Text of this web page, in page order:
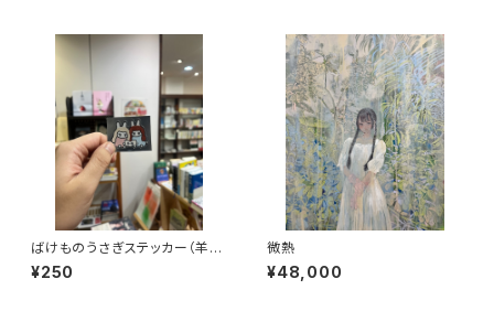
ばけものうさぎステッカー（羊
雲）
¥250
微熱
¥48,000